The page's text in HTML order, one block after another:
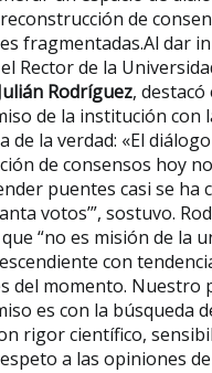
de
fragmentadas.Al dar
Rector de la
Rodríguez, destacó
de la institución con
de la verdad: «El
de consensos hoy
puentes casi se ha
votos’”, sostuvo.
“no es misión de la
con
del momento. Nuestro
es con la búsqueda
rigor científico,
a las opiniones